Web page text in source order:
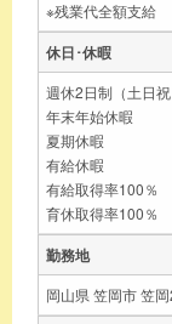
※残業代全額支給
休日･休暇
週休2日制（土日
年末年始休暇
夏期休暇
有給休暇
有給取得率100％
育休取得率100％
勤務地
岡山県 笠岡市 笠